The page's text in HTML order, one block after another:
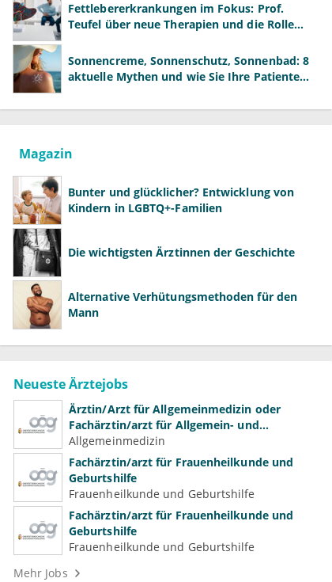
Fettlebererkrankungen im Fokus: Prof.
Teufel über neue Therapien und die Rolle
Sonnencreme, Sonnenschutz, Sonnenbad: 8
aktuelle Mythen und wie Sie Ihre Patienten
Magazin
Bunter und glücklicher? Entwicklung von
Kindern in LGBTQ+-Familien
Die wichtigsten Ärztinnen der Geschichte
Alternative Verhütungsmethoden für den
Mann
Neueste Ärztejobs
Ärztin/Arzt für Allgemeinmedizin oder
Fachärztin/arzt für Allgemein- und
Familienmedizin für Psychiatrie und
Psychotherapeutische Medizin
Allgemeinmedizin
Fachärztin/arzt für Frauenheilkunde und
Geburtshilfe
Frauenheilkunde und Geburtshilfe
Fachärztin/arzt für Frauenheilkunde und
Geburtshilfe
Frauenheilkunde und Geburtshilfe
Mehr Jobs